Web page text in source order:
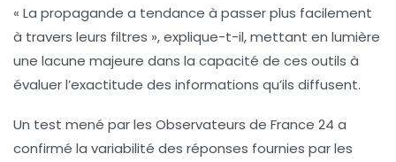
« La propagande a tendance à passer plus facilement
à travers leurs filtres », explique-t-il, mettant en lumière
une lacune majeure dans la capacité de ces outils à
évaluer l’exactitude des informations qu’ils diffusent.
Un test mené par les Observateurs de France 24 a
confirmé la variabilité des réponses fournies par les